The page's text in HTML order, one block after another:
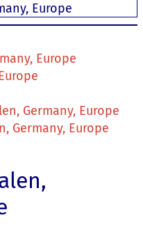
Europe
Europe
Germany, Europe
Germany, Europe